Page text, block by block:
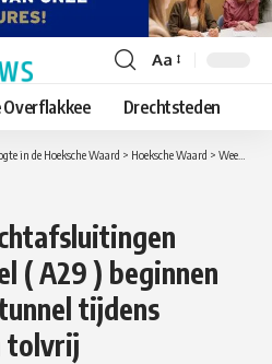
Lettergrootte
aanpassen
Aa
Overflakkee Drechtsteden
in de Hoeksche Waard > Hoeksche Waard > Weekend- en nachtafsluitingen Heinenoordtunnel ( A29 ) beginnen dit weekend, Kiltunnel tijdens werkzaamheden tolvrij
( A29 ) beginnen
tijdens
tolvrij